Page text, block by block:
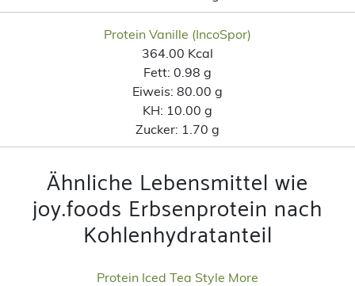
Protein Vanille (IncoSpor)
364.00 Kcal
Fett: 0.98 g
Eiweis: 80.00 g
KH: 10.00 g
Zucker: 1.70 g
Ähnliche Lebensmittel wie
joy.foods Erbsenprotein nach
Kohlenhydratanteil
Protein Iced Tea Style More